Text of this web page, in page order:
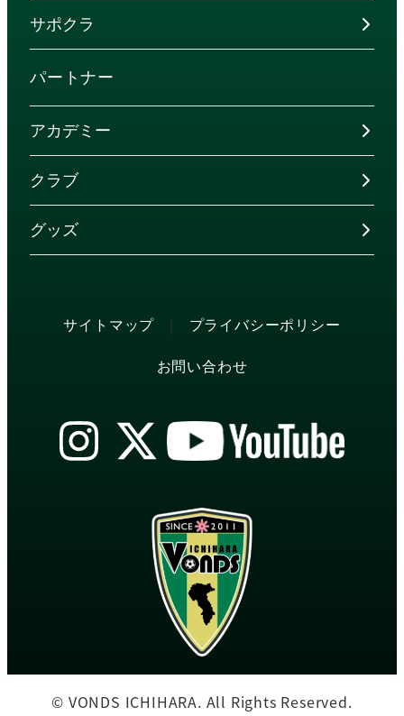
サポクラ
パートナー
アカデミー
クラブ
グッズ
サイトマップ | プライバシーポリシー
お問い合わせ
© VONDS ICHIHARA. All Rights Reserved.